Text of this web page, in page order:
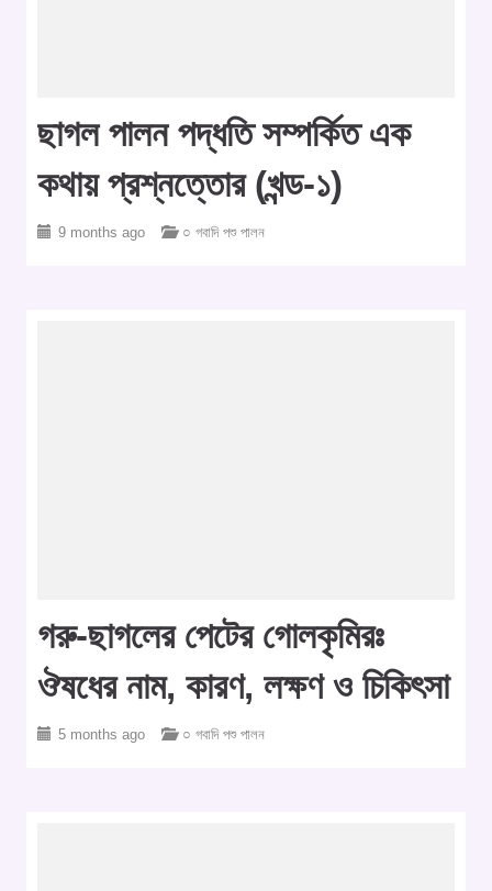
ছাগল পালন পদ্ধতি সম্পর্কিত এক
কথায় প্রশ্নত্তোর (খন্ড-১)
9 months ago ○ গবাদি পশু পালন
গরু-ছাগলের পেটের গোলকৃমিরঃ
ঔষধের নাম, কারণ, লক্ষণ ও চিকিৎসা
5 months ago ○ গবাদি পশু পালন